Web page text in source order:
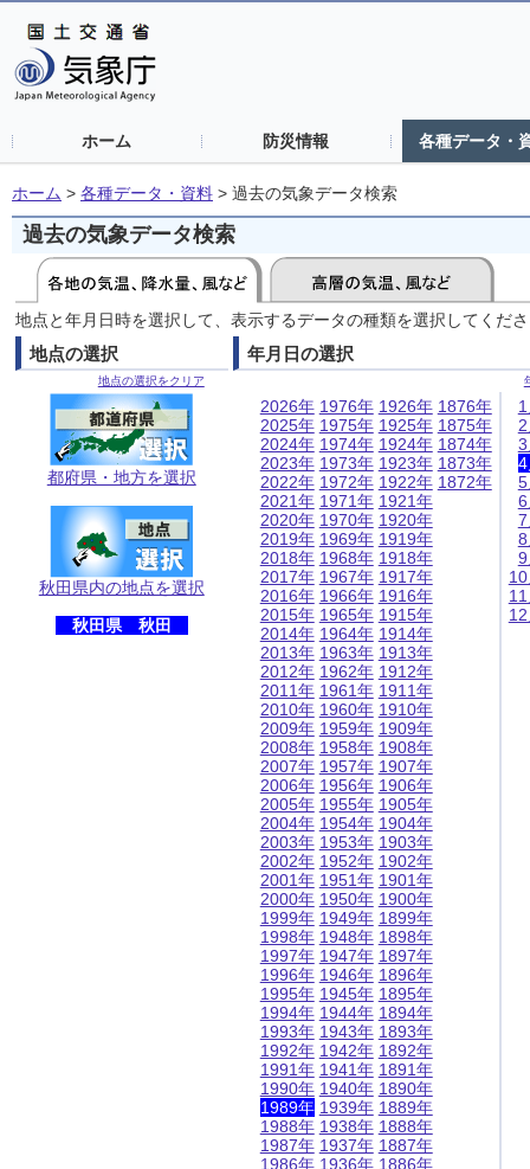
ホーム 防災情報 各種データ・
ホーム > 各種データ・資料 > 過去の気象データ検索
過去の気象データ検索
地点と年月日時を選択して、表示するデータの種類を選択してくだ
地点の選択
地点の選択をクリア
都府県・地方を選択
秋田県内の地点を選択
秋田県 秋田
年月日の選択
2026年
2025年
2024年
2023年
2022年
2021年
2020年
2019年
2018年
2017年
2016年
2015年
2014年
2013年
2012年
2011年
2010年
2009年
2008年
2007年
2006年
2005年
2004年
2003年
2002年
2001年
2000年
1999年
1998年
1997年
1996年
1995年
1994年
1993年
1992年
1991年
1990年
1989年
1988年
1987年
1986年
1976年
1975年
1974年
1973年
1972年
1971年
1970年
1969年
1968年
1967年
1966年
1965年
1964年
1963年
1962年
1961年
1960年
1959年
1958年
1957年
1956年
1955年
1954年
1953年
1952年
1951年
1950年
1949年
1948年
1947年
1946年
1945年
1944年
1943年
1942年
1941年
1940年
1939年
1938年
1937年
1936年
1926年
1925年
1924年
1923年
1922年
1921年
1920年
1919年
1918年
1917年
1916年
1915年
1914年
1913年
1912年
1911年
1910年
1909年
1908年
1907年
1906年
1905年
1904年
1903年
1902年
1901年
1900年
1899年
1898年
1897年
1896年
1895年
1894年
1893年
1892年
1891年
1890年
1889年
1888年
1887年
1886年
1876年
1875年
1874年
1873年
1872年